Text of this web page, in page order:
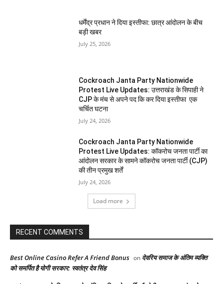
धर्मेंद्र प्रधान ने दिया इस्तीफा: छात्र आंदोलन के बीच
बड़ी खबर
July 25, 2026
Cockroach Janta Party Nationwide
Protest Live Updates: उत्तराखंड के सिपाही ने
CJP के मंच से अपने पद कि कर दिया इस्तीफा एक
चर्चित घटना
July 24, 2026
Cockroach Janta Party Nationwide
Protest Live Updates: कॉकरोच जनता पार्टी का
आंदोलन सरकार के सामने कॉकरोच जनता पार्टी (CJP)
की तीन प्रमुख शर्तें
July 24, 2026
Load more
RECENT COMMENTS
Best Online Casino Refer A Friend Bonus on देवरिय समाज के अंतिम व्यक्ति
को समर्पित है योगी सरकार: स्वतंत्र देव सिंह